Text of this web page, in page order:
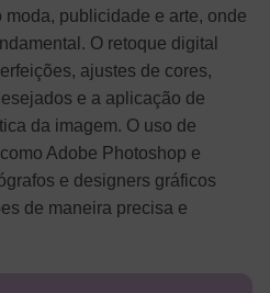
publicidade e arte, onde
O retoque digital
ajustes de cores,
e a aplicação de
da imagem. O uso de
Adobe Photoshop e
e designers gráficos
de maneira precisa e